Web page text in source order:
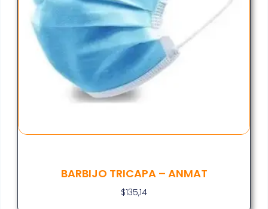
BARBIJO TRICAPA – ANMAT
$135,14